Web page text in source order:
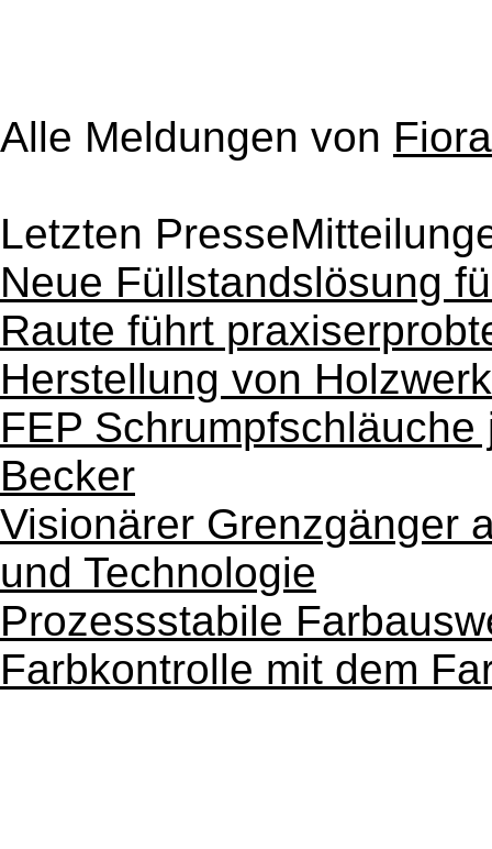
Alle Meldungen von
Letzten
Neue Füllstandslösung
Raute führt
Herstellung von
FEP
Becker
Visionärer Grenzgänger
und Technologie
Prozessstabile
Farbkontrolle mit dem